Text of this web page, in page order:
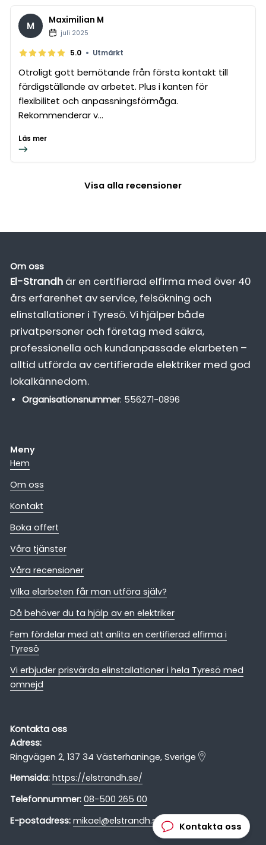
M Maximilian M
juli 2025
5.0 • Utmärkt
Otroligt gott bemötande från första kontakt till
färdigställande av arbetet. Plus i kanten för
flexibilitet och anpassningsförmåga.
Rekommenderar v...
Läs mer
Visa alla recensioner
Om oss
El-Strandhär en certifierad elfirma med över 40
års erfarenhet av service, felsökning och
elinstallationer i Tyresö. Vi hjälper både
privatpersoner och företag med säkra,
professionella och kundanpassade elarbeten –
alltid utförda av certifierade elektriker med god
lokalkännedom.
Organisationsnummer: 556271-0896
Meny
Hem
Om oss
Kontakt
Boka offert
Våra tjänster
Våra recensioner
Vilka elarbeten får man utföra själv?
Då behöver du ta hjälp av en elektriker
Fem fördelar med att anlita en certifierad elfirma i
Tyresö
Vi erbjuder prisvärda elinstallationer i hela Tyresö med
omnejd
Kontakta oss
Adress:
Ringvägen 2, 137 34 Västerhaninge, Sverige
Hemsida: https://elstrandh.se/
Telefonnummer: 08-500 265 00
E-postadress: mikael@elstrandh.se Kontakta oss